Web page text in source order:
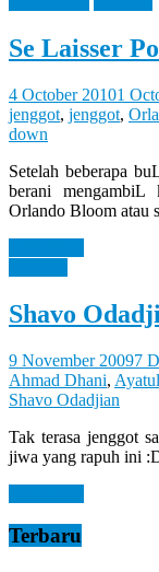
Right
Brain
You
Feel
It
Se Laisser
4 October 20101
jenggot, jenggot,
down
Setelah beberapa
berani mengambiL
Orlando Bloom atau
Shavo
9 November 20097
Ahmad Dhani,
Shavo Odadjian
Tak terasa jenggot
jiwa yang rapuh ini
Terbaru